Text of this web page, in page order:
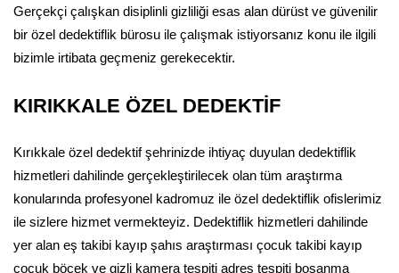
Gerçekçi çalışkan disiplinli gizliliği esas alan dürüst ve güvenilir
bir özel dedektiflik bürosu ile çalışmak istiyorsanız konu ile ilgili
bizimle irtibata geçmeniz gerekecektir.
KIRIKKALE ÖZEL DEDEKTİF
Kırıkkale özel dedektif şehrinizde ihtiyaç duyulan dedektiflik
hizmetleri dahilinde gerçekleştirilecek olan tüm araştırma
konularında profesyonel kadromuz ile özel dedektiflik ofislerimiz
ile sizlere hizmet vermekteyiz. Dedektiflik hizmetleri dahilinde
yer alan eş takibi kayıp şahıs araştırması çocuk takibi kayıp
çocuk böcek ve gizli kamera tespiti adres tespiti boşanma